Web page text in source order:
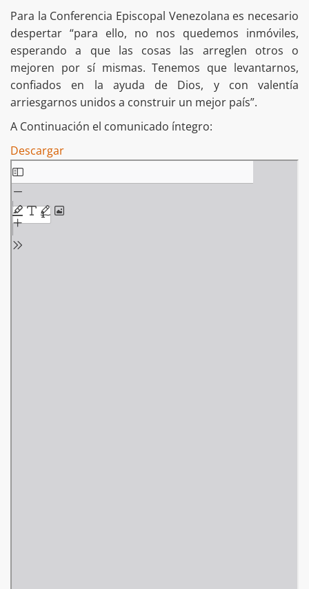
Para la Conferencia Episcopal Venezolana es necesario
despertar “para ello, no nos quedemos inmóviles,
esperando a que las cosas las arreglen otros o
mejoren por sí mismas. Tenemos que levantarnos,
confiados en la ayuda de Dios, y con valentía
arriesgarnos unidos a construir un mejor país”.
A Continuación el comunicado íntegro:
Descargar